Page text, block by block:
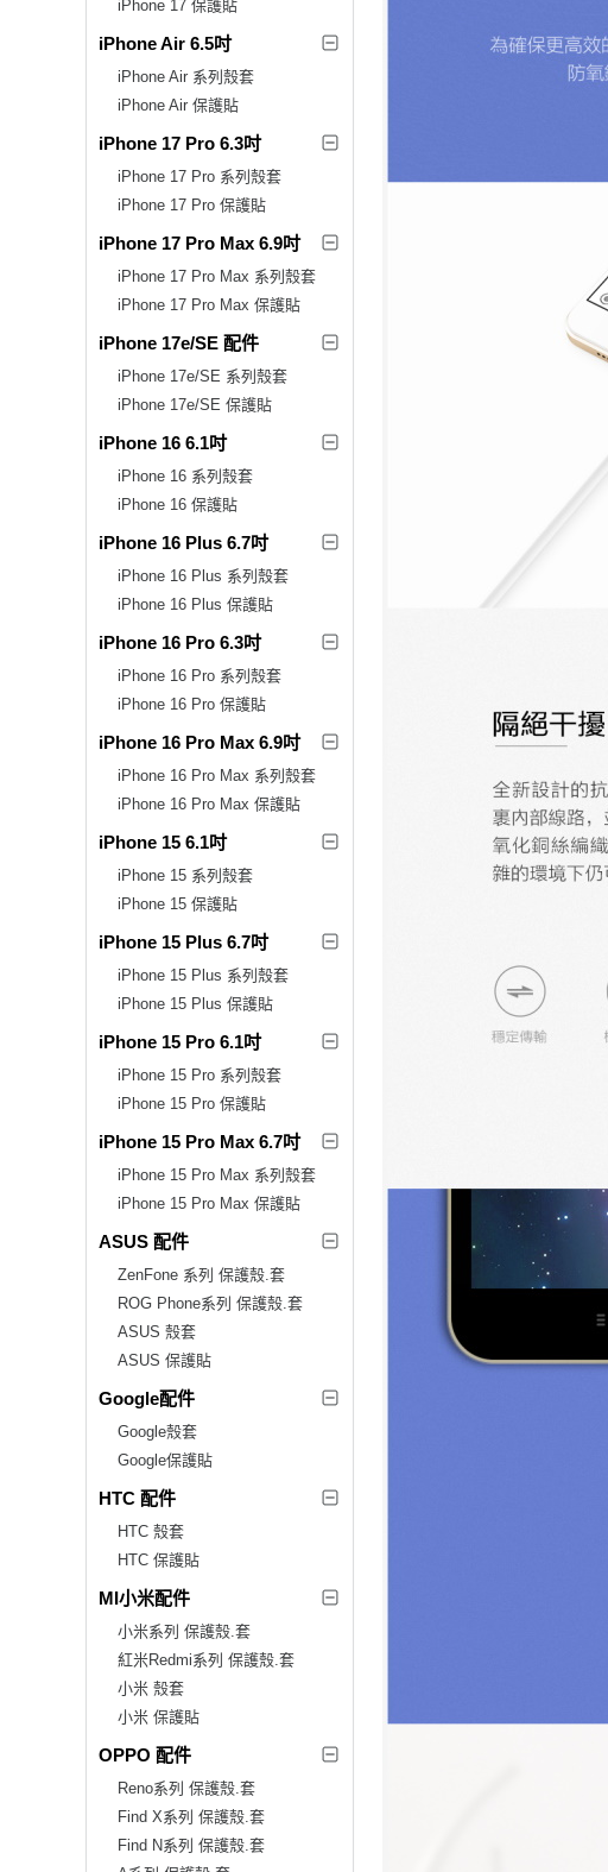
iPhone 17 保護貼
iPhone Air 6.5吋
iPhone Air 系列殼套
iPhone Air 保護貼
iPhone 17 Pro 6.3吋
iPhone 17 Pro 系列殼套
iPhone 17 Pro 保護貼
iPhone 17 Pro Max 6.9吋
iPhone 17 Pro Max 系列殼套
iPhone 17 Pro Max 保護貼
iPhone 17e/SE 配件
iPhone 17e/SE 系列殼套
iPhone 17e/SE 保護貼
iPhone 16 6.1吋
iPhone 16 系列殼套
iPhone 16 保護貼
iPhone 16 Plus 6.7吋
iPhone 16 Plus 系列殼套
iPhone 16 Plus 保護貼
iPhone 16 Pro 6.3吋
iPhone 16 Pro 系列殼套
iPhone 16 Pro 保護貼
iPhone 16 Pro Max 6.9吋
iPhone 16 Pro Max 系列殼套
iPhone 16 Pro Max 保護貼
iPhone 15 6.1吋
iPhone 15 系列殼套
iPhone 15 保護貼
iPhone 15 Plus 6.7吋
iPhone 15 Plus 系列殼套
iPhone 15 Plus 保護貼
iPhone 15 Pro 6.1吋
iPhone 15 Pro 系列殼套
iPhone 15 Pro 保護貼
iPhone 15 Pro Max 6.7吋
iPhone 15 Pro Max 系列殼套
iPhone 15 Pro Max 保護貼
ASUS 配件
ZenFone 系列 保護殼.套
ROG Phone系列 保護殼.套
ASUS 殼套
ASUS 保護貼
Google配件
Google殼套
Google保護貼
HTC 配件
HTC 殼套
HTC 保護貼
MI小米配件
小米系列 保護殼.套
紅米Redmi系列 保護殼.套
小米 殼套
小米 保護貼
OPPO 配件
Reno系列 保護殼.套
Find X系列 保護殼.套
Find N系列 保護殼.套